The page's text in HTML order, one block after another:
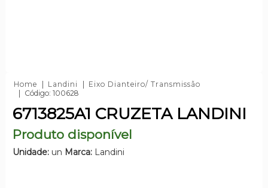
Home Landini
Eixo Dianteiro/ Transmissão
Código: 100628
6713825A1 CRUZETA LANDINI
Produto disponível
Unidade:un Marca:Landini